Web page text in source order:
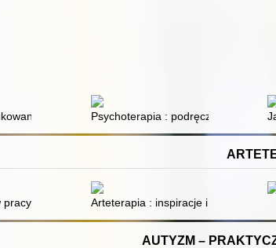
zachowania dziecka w świetle psychologii
Psychoterapia : podręcznik
z pacjentami uzależnionymi od seksu i substancji
Arteterapia : inspiracje i wartości
AUTYZM –